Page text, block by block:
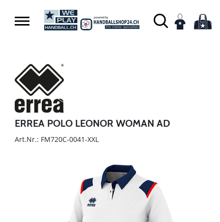
ERREA POLO LEONOR WOMAN AD
Art.Nr.: FM720C-0041-XXL